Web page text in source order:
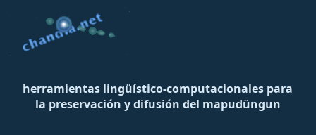
contenido
herramientas lingüístico-computacionales para
la preservación y difusión del mapudüngun